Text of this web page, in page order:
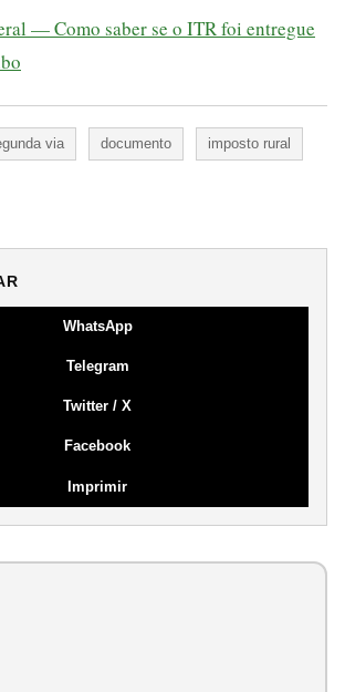
— Como saber se o ITR foi entregue
via documento imposto rural
WhatsApp
Telegram
Twitter / X
Facebook
Imprimir